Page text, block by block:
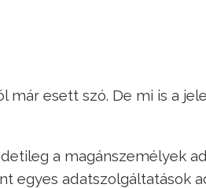
már esett szó. De mi is a
a magánszemélyek
egyes adatszolgáltatások